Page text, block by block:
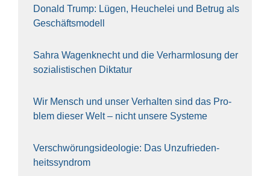
Donald Trump: Lügen, Heu­che­lei und Betrug als
Geschäfts­mo­dell
Sahra Wagen­knecht und die Ver­harm­lo­sung der
sozia­lis­ti­schen Dik­ta­tur
Wir Mensch und unser Ver­hal­ten sind das Pro­
blem die­ser Welt – nicht unse­re Sys‍te‍me
Ver­schwö­rungs­ideo­lo­gie: Das Unzufrieden­
heitssyndrom